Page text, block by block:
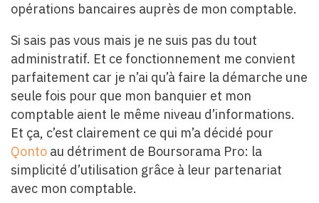
opérations bancaires auprès de mon comptable.
Si sais pas vous mais je ne suis pas du tout
administratif. Et ce fonctionnement me convient
parfaitement car je n’ai qu’à faire la démarche une
seule fois pour que mon banquier et mon
comptable aient le même niveau d’informations.
Et ça, c’est clairement ce qui m’a décidé pour
Qonto au détriment de Boursorama Pro: la
simplicité d’utilisation grâce à leur partenariat
avec mon comptable.